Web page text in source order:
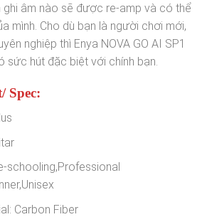
ghi âm nào sẽ được re-amp và có thể
mình. Cho dù bạn là người chơi mới,
nghiệp thì Enya NOVA GO AI SP1
sức hút đặc biệt với chính bạn.
Spec:
schooling,Professional
Carbon Fiber